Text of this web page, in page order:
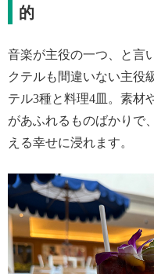
的
音楽が主役の一つ、と言
クテルも間違いない主役
テル3種と料理4皿。素材
があふれるものばかりで
える幸せに浸れます。